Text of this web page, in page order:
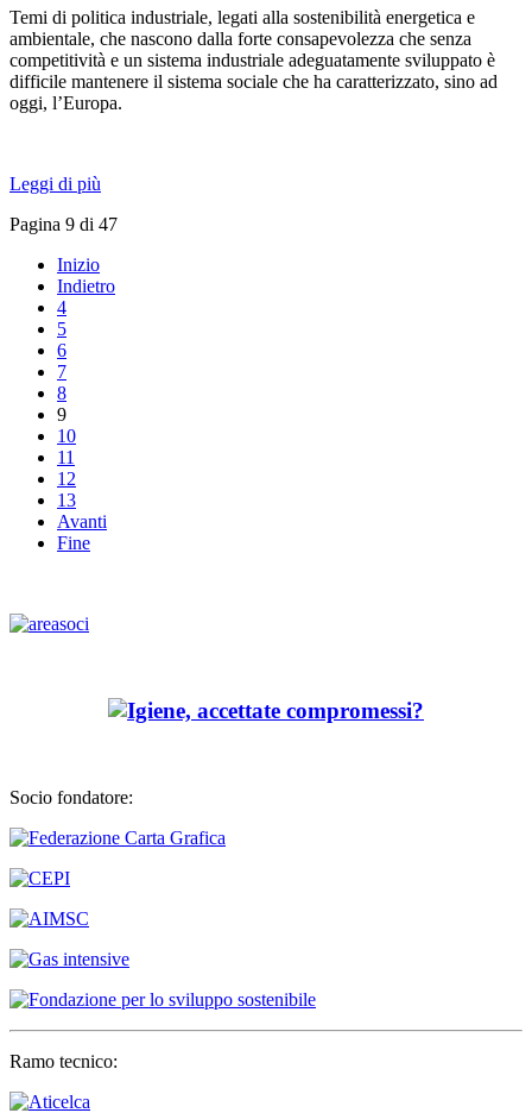
Temi di politica industriale, legati alla sostenibilità energetica e
ambientale, che nascono dalla forte consapevolezza che senza
competitività e un sistema industriale adeguatamente sviluppato è
difficile mantenere il sistema sociale che ha caratterizzato, sino ad
oggi, l’Europa.
Leggi di più
Pagina 9 di 47
Inizio
Indietro
4
5
6
7
8
9
10
11
12
13
Avanti
Fine
Socio fondatore:
Ramo tecnico: